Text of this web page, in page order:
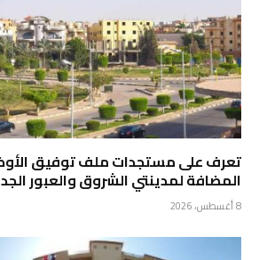
تعرف على مستجدات ملف توفيق
المضافة لمدينتي الشروق والعبور
8 أغسطس، 2026